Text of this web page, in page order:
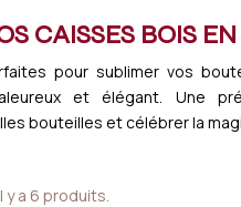
CAISSES BOIS
pour sublimer vos
et élégant. Une
bouteilles et célébrer la
y a 6 produits.